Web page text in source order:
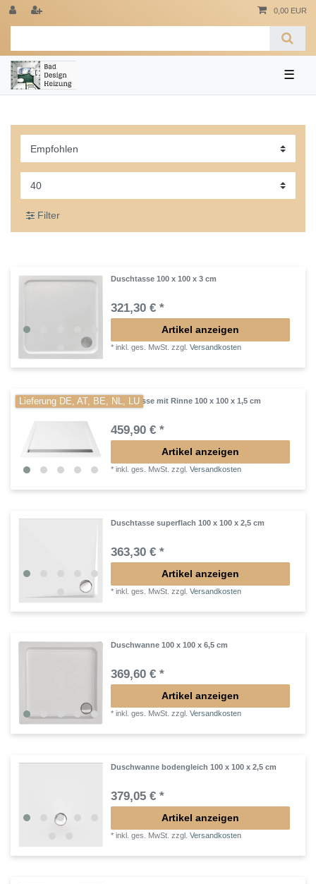
0,00 EUR
☰
Filter
Duschtasse 100 x 100 x 3 cm
321,30 € *
Artikel anzeigen
*inkl. ges. MwSt. zzgl.Versandkosten
Lieferung DE, AT, BE, NL, LUDuschtasse mit Rinne 100 x 100 x 1,5 cm
459,90 € *
Artikel anzeigen
*inkl. ges. MwSt. zzgl.Versandkosten
Duschtasse superflach 100 x 100 x 2,5 cm
363,30 € *
Artikel anzeigen
*inkl. ges. MwSt. zzgl.Versandkosten
Duschwanne 100 x 100 x 6,5 cm
369,60 € *
Artikel anzeigen
*inkl. ges. MwSt. zzgl.Versandkosten
Duschwanne bodengleich 100 x 100 x 2,5 cm
379,05 € *
Artikel anzeigen
*inkl. ges. MwSt. zzgl.Versandkosten